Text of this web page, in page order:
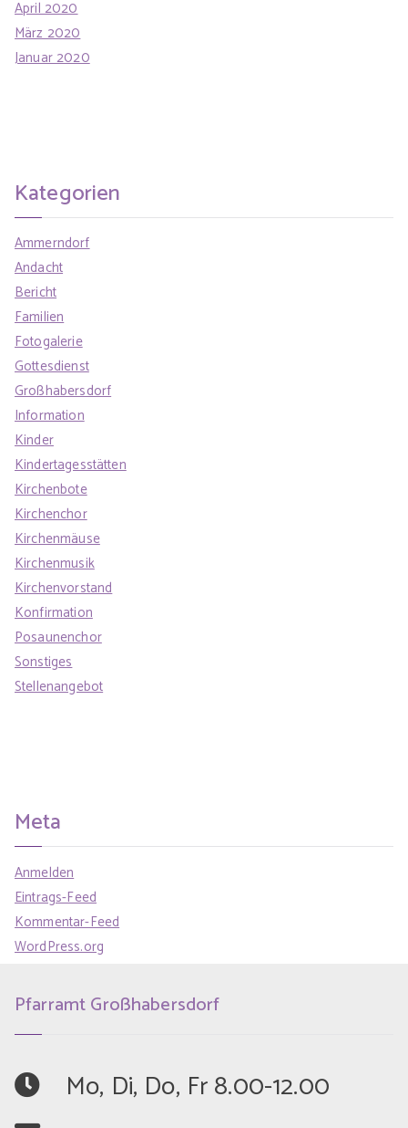
April 2020
März 2020
Januar 2020
Kategorien
Ammerndorf
Andacht
Bericht
Familien
Fotogalerie
Gottesdienst
Großhabersdorf
Information
Kinder
Kindertagesstätten
Kirchenbote
Kirchenchor
Kirchenmäuse
Kirchenmusik
Kirchenvorstand
Konfirmation
Posaunenchor
Sonstiges
Stellenangebot
Meta
Anmelden
Eintrags-Feed
Kommentar-Feed
WordPress.org
Pfarramt Großhabersdorf
	Mo, Di, Do, Fr 8.00-12.00